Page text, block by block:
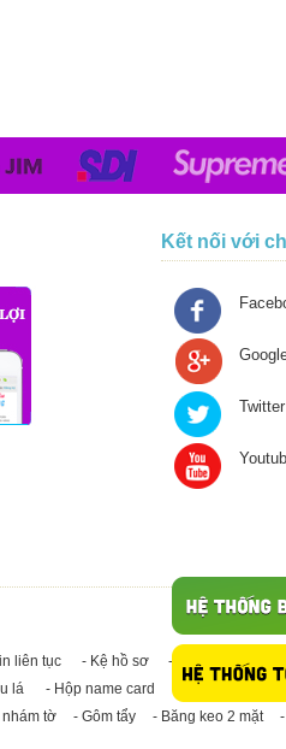
Kết nối với
Twitter
liên tục - Kệ hồ sơ - Giấy in A4
-
lá - Hộp name card - Giấy in A3
nhám tờ - Gôm tẩy - Băng keo 2 mặt